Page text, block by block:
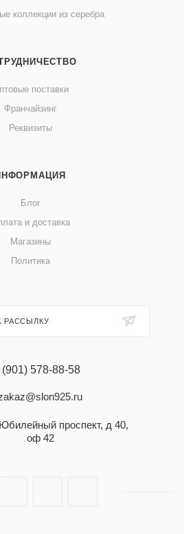
коллекции из серебра
поставки
Франчайзинг
Реквизиты
Блог
и доставка
Магазины
Политика
РАССЫЛКУ
(901) 578-88-58
Юбилейный проспект, д 40,
оф 42